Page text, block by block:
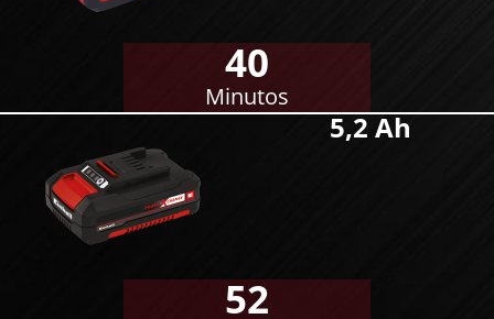
40
Minutos
5,2 Ah
52